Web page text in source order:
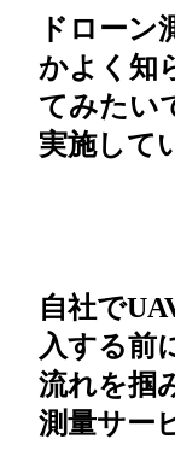
ドロー
かよく知
てみたい
実施して
自社で
入する前
流れを掴
測量サー